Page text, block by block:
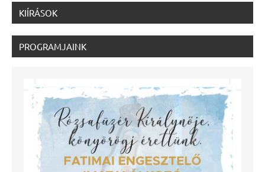
KIÍRÁSOK
PROGRAMJAINK